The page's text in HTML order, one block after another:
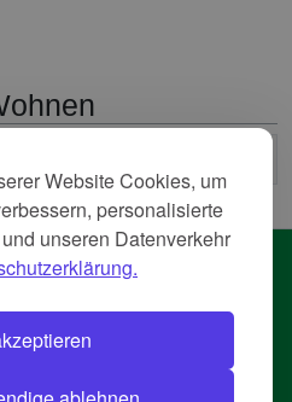
Website Cookies, um
personalisierte
unseren Datenverkehr
AtlasBig.com